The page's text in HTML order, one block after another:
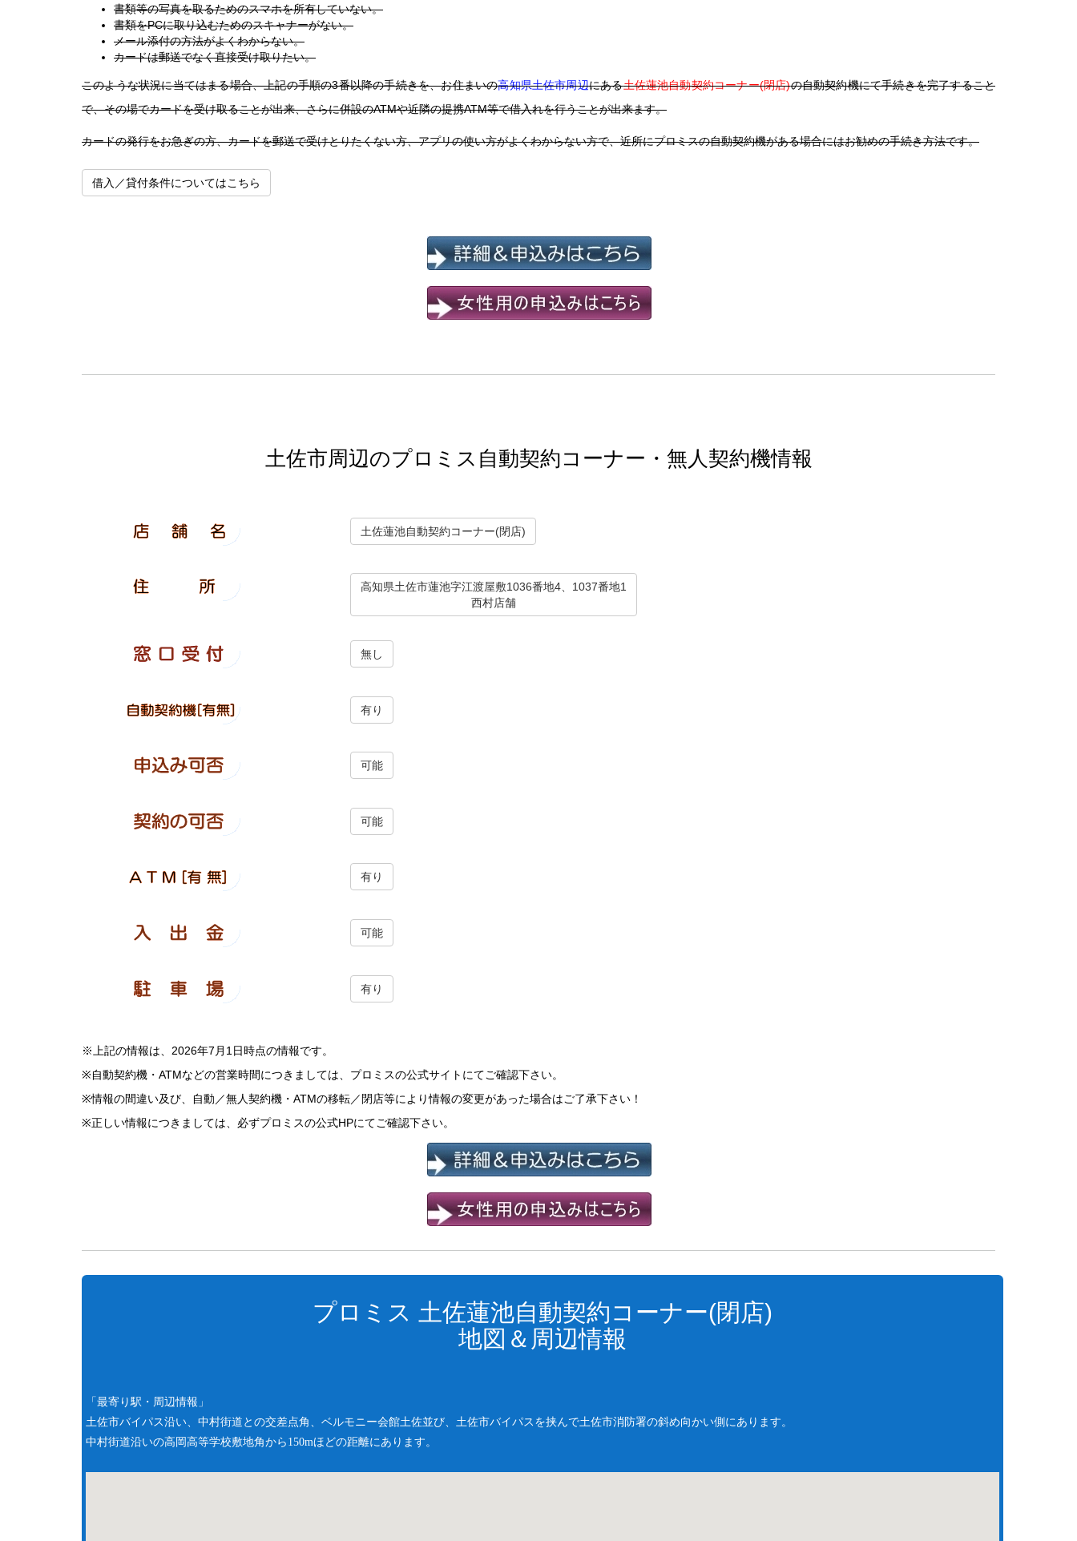
書類等の写真を取るためのスマホを所有していない。
書類をPCに取り込むためのスキャナーがない。
メール添付の方法がよくわからない。
カードは郵送でなく直接受け取りたい。
このような状況に当てはまる場合、上記の手順の3番以降の手続きを、お住まいの高知県土佐市周辺にある土佐蓮池自動契約コーナー(閉店)の自動契約機にて手続きを完了すること
で、その場でカードを受け取ることが出来、さらに併設のATMや近隣の提携ATM等で借入れを行うことが出来ます。
カードの発行をお急ぎの方、カードを郵送で受けとりたくない方、アプリの使い方がよくわからない方で、近所にプロミスの自動契約機がある場合にはお勧めの手続き方法です。
借入／貸付条件についてはこちら
土佐市周辺のプロミス自動契約コーナー・無人契約機情報
土佐蓮池自動契約コーナー(閉店)
高知県土佐市蓮池字江渡屋敷1036番地4、1037番地1
西村店舗
無し
有り
可能
可能
有り
可能
有り
※上記の情報は、2026年7月1日時点の情報です。
※自動契約機・ATMなどの営業時間につきましては、プロミスの公式サイトにてご確認下さい。
※情報の間違い及び、自動／無人契約機・ATMの移転／閉店等により情報の変更があった場合はご了承下さい！
※正しい情報につきましては、必ずプロミスの公式HPにてご確認下さい。
プロミス 土佐蓮池自動契約コーナー(閉店)
地図＆周辺情報
「最寄り駅・周辺情報」
土佐市バイパス沿い、中村街道との交差点角、ベルモニー会館土佐並び、土佐市バイパスを挟んで土佐市消防署の斜め向かい側にあります。
中村街道沿いの高岡高等学校敷地角から150mほどの距離にあります。